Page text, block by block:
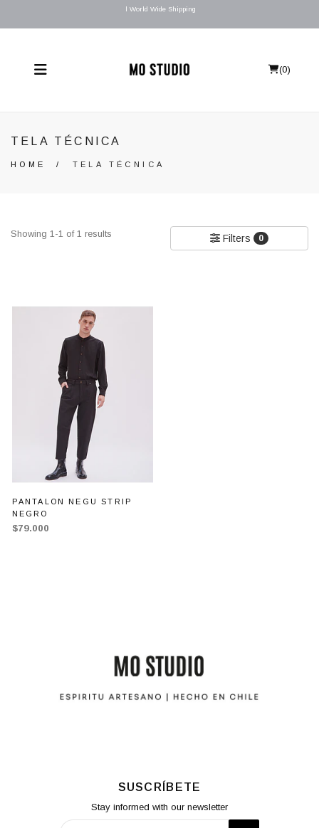
l World Wide Shipping
(0)
TELA TÉCNICA
HOME / TELA TÉCNICA
Showing 1-1 of 1 results Filters 0
PANTALON NEGU STRIP
NEGRO
$79.000
SUSCRÍBETE
Stay informed with our newsletter